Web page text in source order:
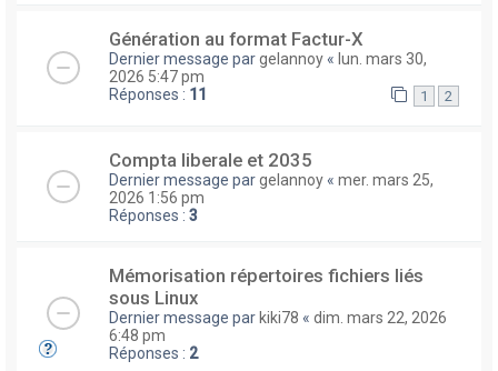
Génération au format Factur-X
Dernier message pargelannoy « lun. mars 30,
2026 5:47 pm
Réponses : 11 1 2
Compta liberale et 2035
Dernier message pargelannoy « mer. mars 25,
2026 1:56 pm
Réponses : 3
Mémorisation répertoires fichiers liés
sous Linux
Dernier message par kiki78 « dim. mars 22, 2026
6:48 pm
Réponses : 2